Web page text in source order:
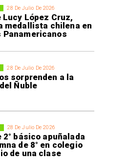
28 De Julio De 2026
Lucy López Cruz,
medallista chilena en
Panamericanos
28 De Julio De 2026
sorprenden a la
Ñuble
28 De Julio De 2026
2° básico apuñalada
de 8° en colegio
de una clase